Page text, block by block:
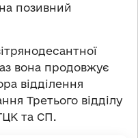
позивний
вона продовжує
відділення
Третього відділу
та СП.